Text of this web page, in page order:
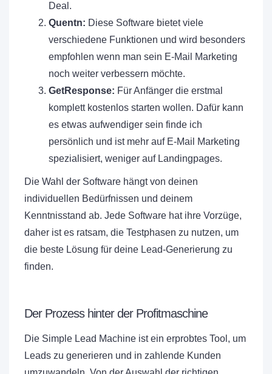
Deal.
Quentn: Diese Software bietet viele
verschiedene Funktionen und wird besonders
empfohlen wenn man sein E-Mail Marketing
noch weiter verbessern möchte.
GetResponse: Für Anfänger die erstmal
komplett kostenlos starten wollen. Dafür kann
es etwas aufwendiger sein finde ich
persönlich und ist mehr auf E-Mail Marketing
spezialisiert, weniger auf Landingpages.
Die Wahl der Software hängt von deinen
individuellen Bedürfnissen und deinem
Kenntnisstand ab. Jede Software hat ihre Vorzüge,
daher ist es ratsam, die Testphasen zu nutzen, um
die beste Lösung für deine Lead-Generierung zu
finden.
Der Prozess hinter der Profitmaschine
Die Simple Lead Machine ist ein erprobtes Tool, um
Leads zu generieren und in zahlende Kunden